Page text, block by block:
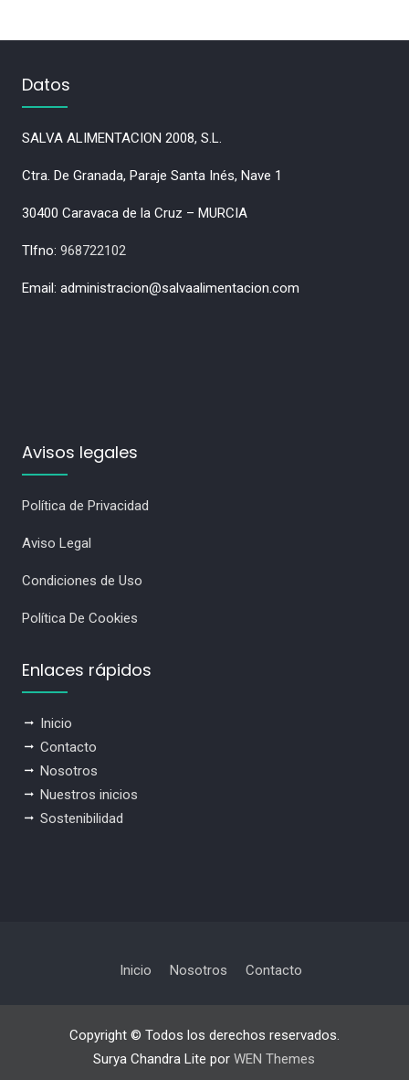
Datos
SALVA ALIMENTACION 2008, S.L.
Ctra. De Granada, Paraje Santa Inés, Nave 1
30400 Caravaca de la Cruz – MURCIA
Tlfno: 968722102
Email: administracion@salvaalimentacion.com
Avisos legales
Política de Privacidad
Aviso Legal
Condiciones de Uso
Política De Cookies
Enlaces rápidos
Inicio
Contacto
Nosotros
Nuestros inicios
Sostenibilidad
Inicio Nosotros Contacto
Copyright © Todos los derechos reservados.
Surya Chandra Lite porWEN Themes